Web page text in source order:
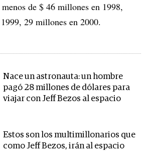
de $ 46 millones en 1998,
29 millones en 2000.
Nace un astronauta: un hombre
pagó 28 millones de dólares para
viajar con Jeff Bezos al espacio
Estos son los multimillonarios que
como Jeff Bezos, irán al espacio